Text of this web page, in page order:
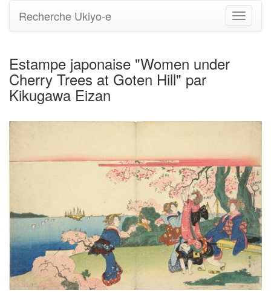
Basculer
la
Recherche Ukiyo-e
Estampe japonaise "Women under
Cherry Trees at Goten Hill" par
Kikugawa Eizan